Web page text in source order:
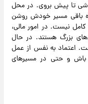
تا پیش بروی. در محل
باقی مسیر خودش روشن
نیست. در امور مالی،
بزرگ هستند. در حال
اعتماد به نفس از عمل
باش و حتی در مسیرهای